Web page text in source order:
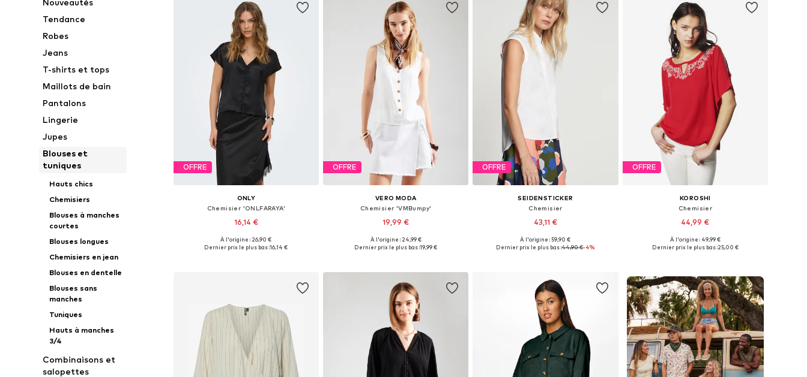
Nouveautés
Tendance
Robes
Jeans
T-shirts et tops
Maillots de bain
Pantalons
Lingerie
Jupes
Blouses et
tuniques
Hauts chics
Chemisiers
Blouses à manches
courtes
Blouses longues
Chemisiers en jean
Blouses en dentelle
Blouses sans
manches
Tuniques
Hauts à manches
3/4
Combinaisons et
salopettes
OFFRE
ONLY
Chemisier 'ONLFARAYA'
16,14 €
Tailles disponibles: XS, S, M, L
À l'origine : 26,90 €
Dernier prix le plus bas :16,14 €
OFFRE
VERO MODA
Chemisier 'VMBumpy'
19,99 €
Tailles disponibles: XS, S, M, L
À l'origine : 24,99 €
Dernier prix le plus bas :19,99 €
OFFRE
SEIDENSTICKER
Chemisier
43,11 €
Disponible en plusieurs tailles
À l'origine : 59,90 €
Dernier prix le plus bas :44,90 €-4%
OFFRE
KOROSHI
Chemisier
44,99 €
Tailles disponibles: XS, S, M, L, XL, XXL
À l'origine : 49,99 €
Dernier prix le plus bas :25,00 €